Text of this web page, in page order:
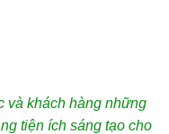
và khách hàng những
tiện ích sáng tạo cho